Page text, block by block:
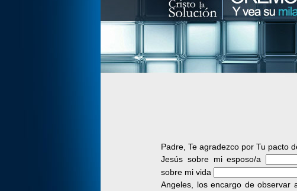
Padre, Te agradezco por Tu pacto
Jesús sobre mi esposo/a
sobre mi vida
Angeles, los encargo de observar